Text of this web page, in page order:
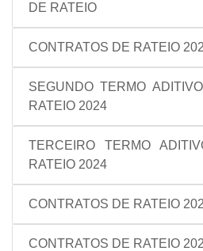
DE RATEIO
CONTRATOS DE RATEIO
SEGUNDO TERMO
RATEIO 2024
TERCEIRO TERMO
RATEIO 2024
CONTRATOS DE RATEIO
CONTRATOS DE RATEIO